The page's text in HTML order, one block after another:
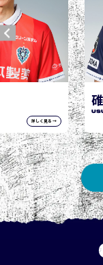
詳しく見る →